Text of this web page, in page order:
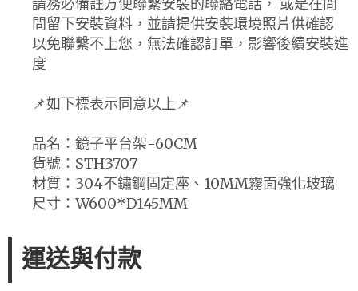
問留下安裝資料，並請提供安裝環境照片供確認
以免聯繫不上您，無法確認訂單，影響後續安裝進
度
📌如下標表示同意以上📌
品名：鏡子平台架-60CM
貨號：STH3707
材質：304不鏽鋼固定座、10MM霧面強化玻璃
尺寸：W600*D145MM
運送與付款